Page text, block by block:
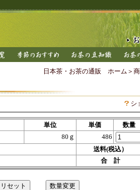
日本茶・お茶の通販 ホーム ＞
シ
単位 単価
数量
80ｇ
486
送料(税込）
合 計